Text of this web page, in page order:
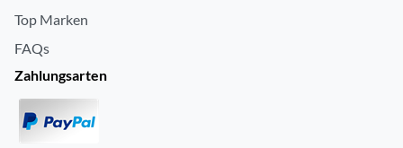
Top Marken
FAQs
Zahlungsarten